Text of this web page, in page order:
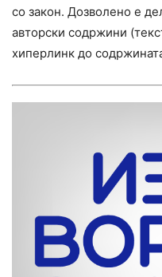
со закон. Дозволено е
авторски содржини
хиперлинк до